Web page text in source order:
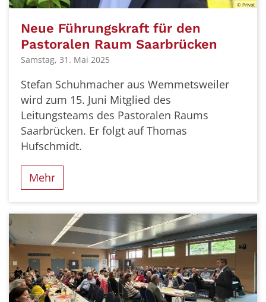
© Privat
Neue Führungskraft für den
Pastoralen Raum Saarbrücken
Samstag, 31. Mai 2025
Stefan Schuhmacher aus Wemmetsweiler
wird zum 15. Juni Mitglied des
Leitungsteams des Pastoralen Raums
Saarbrücken. Er folgt auf Thomas
Hufschmidt.
Mehr